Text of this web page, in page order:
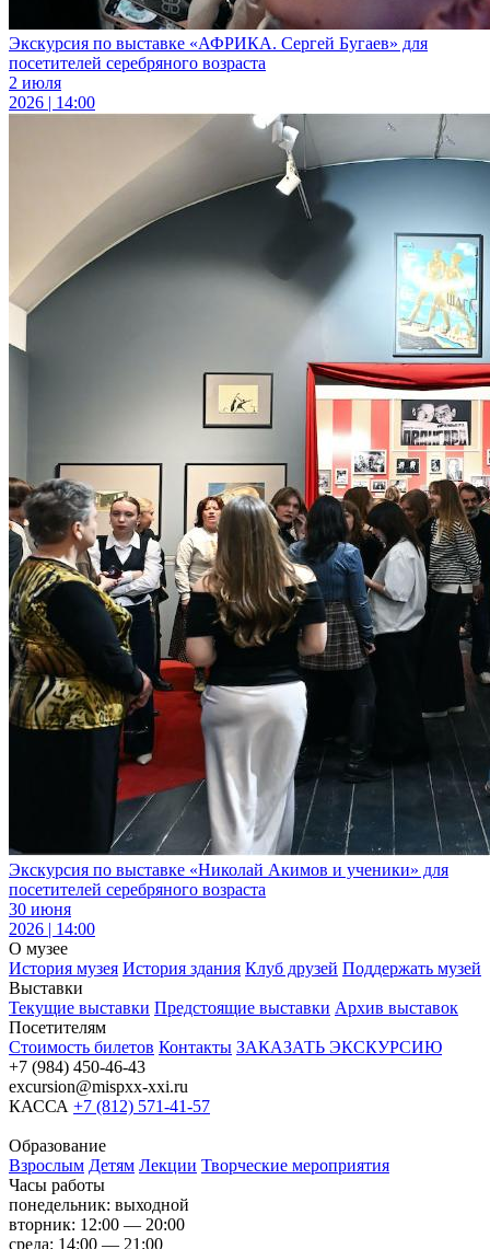
Экскурсия по выставке «АФРИКА. Сергей Бугаев» для
посетителей серебряного возраста
2 июля
2026 | 14:00
Экскурсия по выставке «Николай Акимов и ученики» для
посетителей серебряного возраста
30 июня
2026 | 14:00
О музее
История музея История здания Клуб друзей Поддержать музей
Выставки
Текущие выставки Предстоящие выставки Архив выставок
Посетителям
Стоимость билетов Контакты ЗАКАЗАТЬ ЭКСКУРСИЮ
+7 (984) 450-46-43
excursion@mispxx-xxi.ru
КАССА +7 (812) 571-41-57
Образование
Взрослым Детям Лекции Творческие мероприятия
Часы работы
понедельник: выходной
вторник: 12:00 — 20:00
среда: 14:00 — 21:00